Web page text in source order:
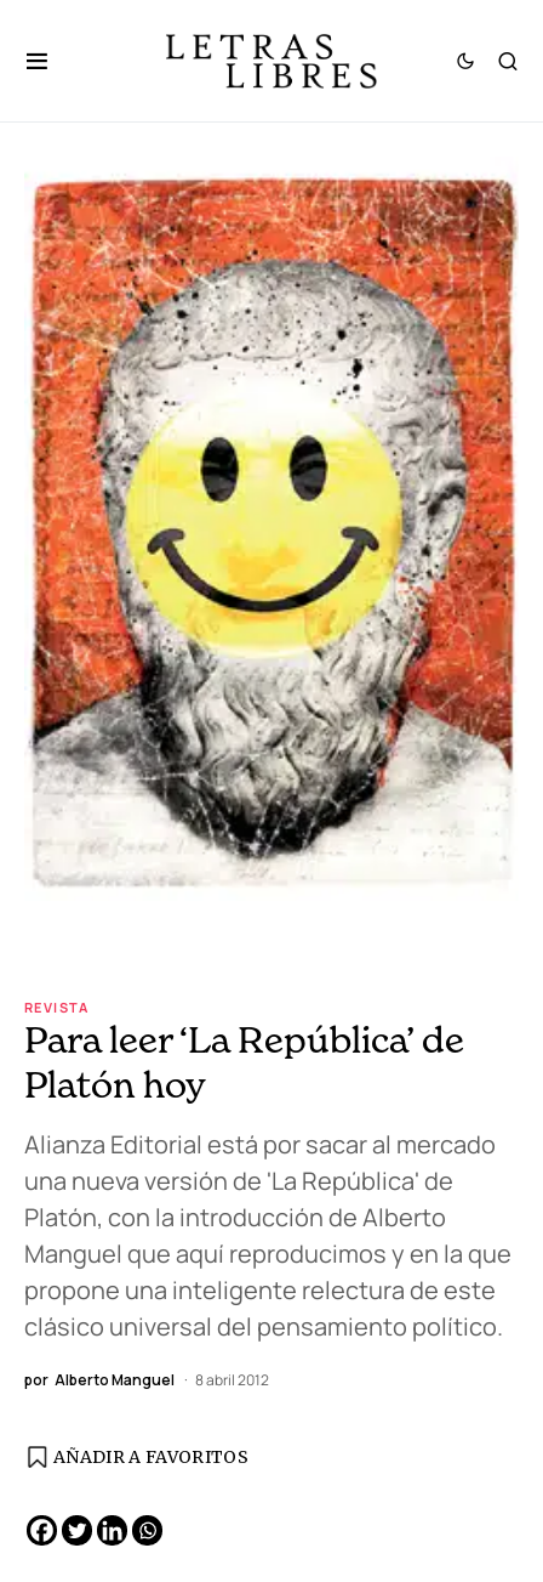
REVISTA
Para leer ‘La República’ de
Platón hoy
Alianza Editorial está por sacar al mercado
una nueva versión de 'La República' de
Platón, con la introducción de Alberto
Manguel que aquí reproducimos y en la que
propone una inteligente relectura de este
clásico universal del pensamiento político.
por Alberto Manguel 8 abril 2012
AÑADIR A FAVORITOS